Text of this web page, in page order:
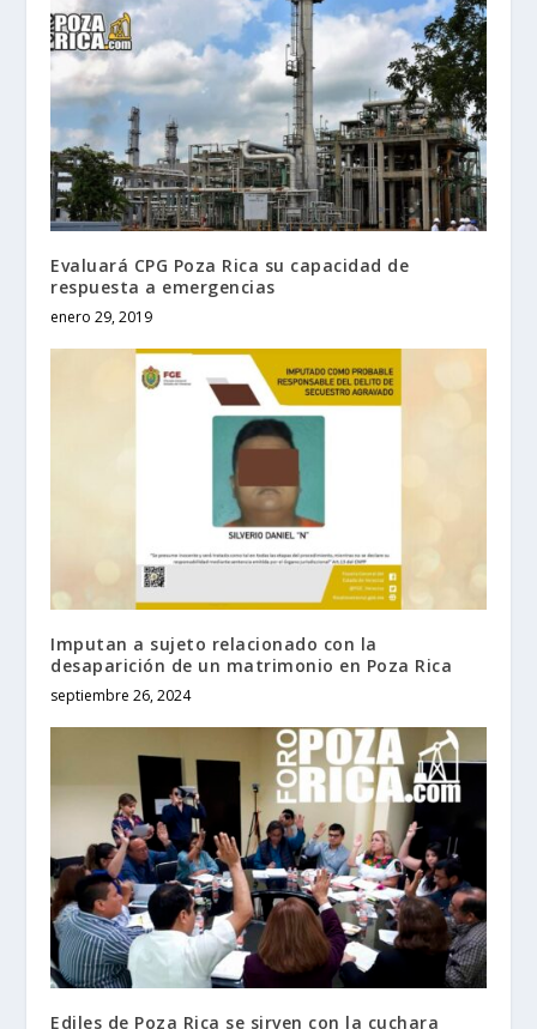
Evaluará CPG Poza Rica su capacidad de
respuesta a emergencias
enero 29, 2019
Imputan a sujeto relacionado con la
desaparición de un matrimonio en Poza Rica
septiembre 26, 2024
Ediles de Poza Rica se sirven con la cuchara